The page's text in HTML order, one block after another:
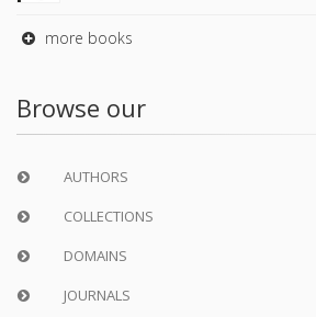
more books
Browse our
AUTHORS
COLLECTIONS
DOMAINS
JOURNALS